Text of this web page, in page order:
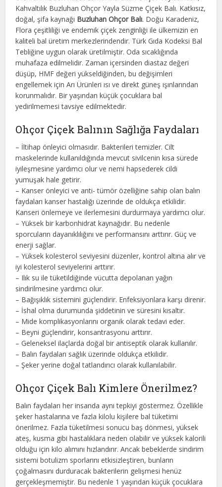
Kahvaltılık Buzluhan Ohçor Yayla Süzme Çiçek Balı. Katkısız,
doğal, şifa kaynağı Buzluhan Ohçor Balı. Doğu Karadeniz,
Flora çeşitliliği ve endemik çiçek zenginliği ile ülkemizin en
kaliteli bal üretim merkezlerindendir. Türk Gıda Kodeksi Bal
Tebliğine uygun olarak üretilmiştir. Oda sıcaklığında
muhafaza edilmelidir. Zaman içersinden diastaz değeri
düşüp, HMF değeri yükseldiğinden, bu değişimleri
engellemek için Arı Ürünleri ısı ve direkt güneş ışınlarından
korunmalıdır. Bir yaşından küçük çocuklara bal
yedirilmemesi tavsiye edilmektedir.
Ohçor Çiçek Balının Sağlığa Faydaları
– İltihap önleyici olmasıdır. Bakterileri temizler. Cilt
maskelerinde kullanıldığında mevcut sivilcenin kısa sürede
iyileşmesine yardımcı olur ve nemi hapsederek cildi
yumuşak hale getirir.
– Kanser önleyici ve anti- tümör özelliğine sahip olan balın
faydaları kanser hastalığı üzerinde de oldukça etkilidir.
Kanseri önlemeye ve ilerlemesini durdurmaya yardımcı olur.
– Yüksek bir karbonhidrat kaynağıdır. Bu nedenle
sporcuların dayanıklılığını ve performansını arttırır. Güç ve
enerji sağlar.
– Yüksek kolesterol seviyesini düzenler, kontrol altına alır ve
iyi kolesterol seviyelerini arttırır.
– Ilık su ile tüketildiğinde vücutta depolanan yağın
sindirilmesine yardımcı olur.
– Bağışıklık sistemini güçlendirir. Enfeksiyonlara karşı direnir.
– İshal olma durumunda şiddetinin ve süresini kısaltır.
– Mide komplikasyonlarını organik olarak tedavi eder.
– Beyni güçlendirir, konsantrasyonu arttırır.
– Geleneksel ilaçlarda doğal bir antiseptik olarak kullanılır.
– Balın faydaları sağlık üzerinde oldukça etkilidir.
– Şeker yerine doğal tatlandırıcı olarak kullanılabilir.
Ohçor Çiçek Balı Kimlere Önerilmez?
Balın faydaları her insanda aynı tepkiyi göstermez. Özellikle
şeker hastalarına ve fazla kilolu kişilere bal tüketimi
önerilmez. Fazla tüketilmesi sonucu baş dönmesi, yüksek
ateş, kusma gibi hastalıklara neden olabilir ve yüksek kalorili
olduğu için kilo alımını hızlandırır. Ancak bebeklerde sindirim
sistemi botulizm sporlarını etkisizleştiren, bunların
çoğalmasını durduracak bakterilerin gelişmesi henüz
gerçekleşmemiştir. Bu nedenle 1 yaşından küçük çocuklara